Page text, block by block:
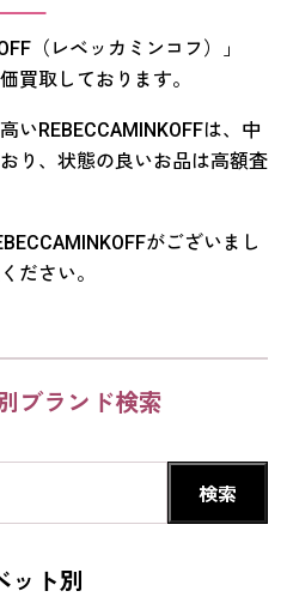
（レベッカミンコフ）」
買取しております。
いREBECCAMINKOFFは、中
り、状態の良いお品は高額査
がございまし
ださい。
ブランド検索
ット別